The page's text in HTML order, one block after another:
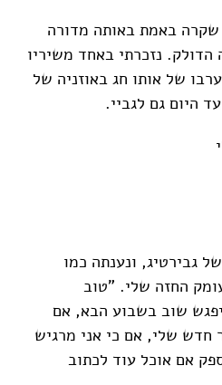
שקרה באמת באותה מדורה
הדולק. נזכרתי באחד משיריו
של אותו חג באוזניה של
היום גם לגביי.
גבירטיג, ונענתה כמו
החזה שלי. "טוב
שוב בשבוע הבא, אם
חדש שלי, אם כי אני מרגיש
אם אוכל עוד לכתוב